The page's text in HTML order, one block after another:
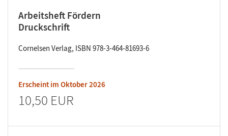
Arbeitsheft Fördern
Druckschrift
Cornelsen Verlag, ISBN 978-3-464-81693-6
Erscheint im Oktober 2026
10,50 EUR